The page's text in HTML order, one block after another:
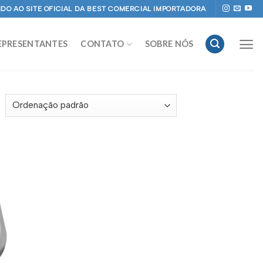
AO SITE OFICIAL DA BEST COMERCIAL IMPORTADORA
CONTATO SOBRE NÓS